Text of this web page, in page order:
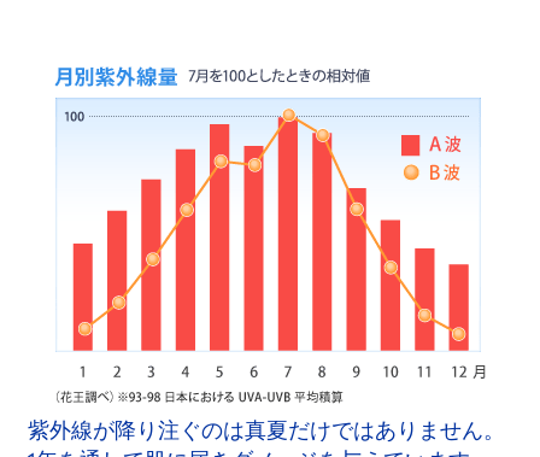
紫外線が降り注ぐのは真夏だけではありません。